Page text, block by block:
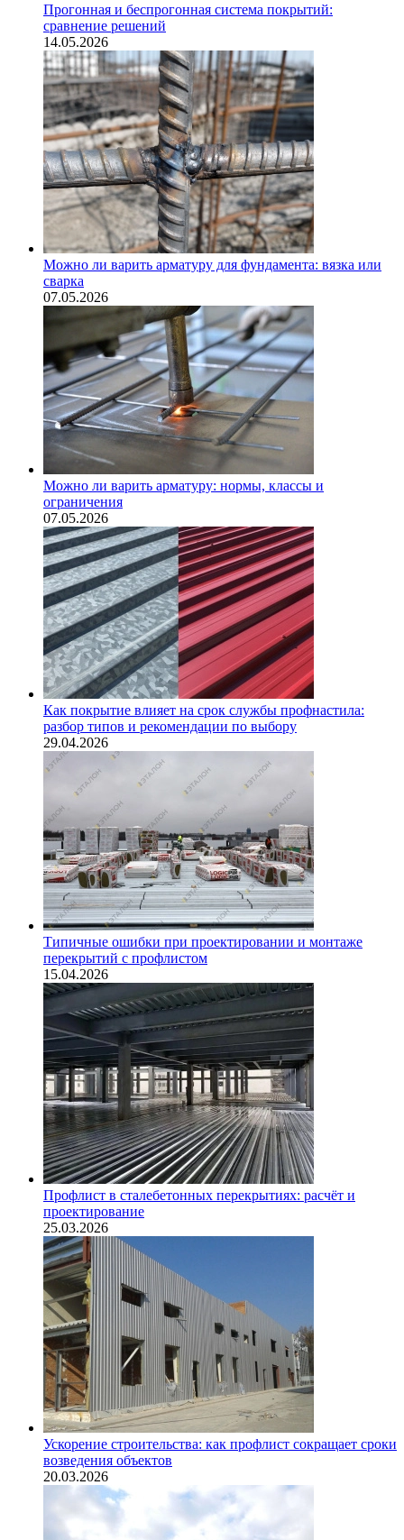
Прогонная и беспрогонная система покрытий:
сравнение решений
14.05.2026
Можно ли варить арматуру для фундамента: вязка или
сварка
07.05.2026
Можно ли варить арматуру: нормы, классы и
ограничения
07.05.2026
Как покрытие влияет на срок службы профнастила:
разбор типов и рекомендации по выбору
29.04.2026
Типичные ошибки при проектировании и монтаже
перекрытий с профлистом
15.04.2026
Профлист в сталебетонных перекрытиях: расчёт и
проектирование
25.03.2026
Ускорение строительства: как профлист сокращает сроки
возведения объектов
20.03.2026